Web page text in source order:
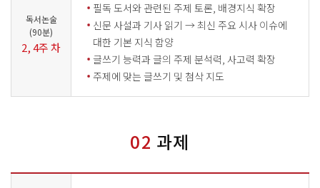
독서논술
(90분)
2, 4주 차
필독 도서와 관련된 주제 토론, 배경지식 확장
신문 사설과 기사 읽기 → 최신 주요 시사 이슈에
대한 기본 지식 함양
글쓰기 능력과 글의 주제 분석력, 사고력 확장
주제에 맞는 글쓰기 및 첨삭 지도
02 과제